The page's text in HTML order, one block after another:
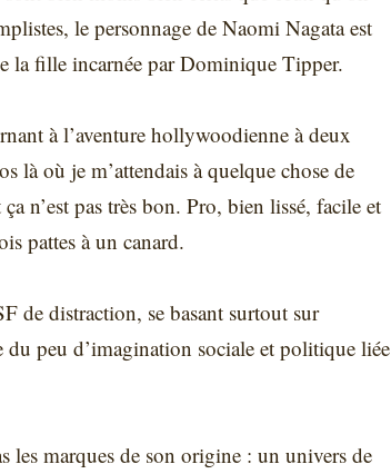
le personnage de Naomi Nagata est
la fille incarnée par Dominique Tipper.
à l’aventure hollywoodienne à deux
là où je m’attendais à quelque chose de
n’est pas très bon. Pro, bien lissé, facile et
pattes à un canard.
de distraction, se basant surtout sur
du peu d’imagination sociale et politique liée
les marques de son origine : un univers de